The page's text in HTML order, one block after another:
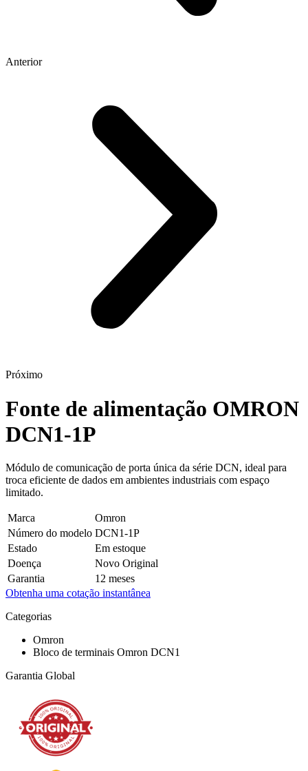
Anterior
Próximo
Fonte de alimentação OMRON
DCN1-1P
Módulo de comunicação de porta única da série DCN, ideal para
troca eficiente de dados em ambientes industriais com espaço
limitado.
Marca
Omron
Número do modelo DCN1-1P
Estado
Em estoque
Doença
Novo Original
Garantia
12 meses
Obtenha uma cotação instantânea
Categorias
Omron
Bloco de terminais Omron DCN1
Garantia Global